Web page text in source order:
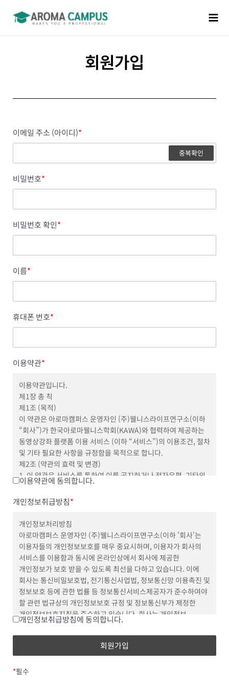
회원가입
이메일 주소 (아이디)*
중복확인
비밀번호*
비밀번호 확인*
이름*
휴대폰 번호*
이용약관*
이용약관입니다.
제1장 총 칙
제1조 (목적)
이 약관은 아로마캠퍼스 운영자인 (주)웰니스라이프연구소(이하
“회사”)가 한국아로마웰니스학회(KAWA)와 협력하여 제공하는
동영상강좌 플랫폼 이용 서비스 (이하 “서비스”)의 이용조건, 절차
및 기타 필요한 사항을 규정함을 목적으로 합니다.
제2조 (약관의 효력 및 변경)
1. 이 약관은 서비스를 통하여 이를 공지하거나 전자우편, 기타의
방법으로 회원에게 통지함으로써 효력을 발생합니다.
2. 회사는 이 약관의 내용을 변경할 수 있으며, 변경된 약관은
제1항과 같은 방법으로 공지 또는 통지함으로써 효력을
발생합니다.
3. 회원은 신설 또는 변경된 약관에 동의하지 않을 경우
회원탈퇴를 요청할 수 있으며, 신설 또는 변경된 약관의
효력발생일 이후에도 서비스를 계속 사용할 경우 약관의
변경사항에 동의한 것으로 간주됩니다.
4. 이 약관은 회사에서 제공하는 모든 서비스에서 동일하게
적용됩니다.
제3조 (약관 이외의 준칙)
이 약관에 명시되지 않은 사항이 전기통신기본법,
전기통신사업법, 기타 관련법령에 규정되어 있는 경우 그 규정에
이 약관에서 사용하는 용어의 정의는 다음과 같습니다.
1. 회원 : 회사와 서비스 이용에 관한 계약을 체결한 자
2. 아이디(ID) : 회원 식별과 회원의 서비스 이용을 위하여 회원이
이용약관에 동의합니다.
개인정보취급방침*
개인정보처리방침
아로마캠퍼스 운영자인 (주)웰니스라이프연구소(이하 '회사'는
이용자들의 개인정보보호를 매우 중요시하며, 이용자가 회사의
서비스를 이용함과 동시에 온라인상에서 회사에 제공한
개인정보가 보호 받을 수 있도록 최선을 다하고 있습니다. 이에
회사는 통신비밀보호법, 전기통신사업법, 정보통신망 이용촉진 및
정보보호 등에 관한 법률 등 정보통신서비스제공자가 준수하여야
할 관련 법규상의 개인정보보호 규정 및 정보통신부가 제정한
개인정보보호지침을 준수하고 있습니다. 회사는 개인정보
처리방침을 통하여 이용자들이 제공하는 개인정보가 어떠한
용도와 방식으로 이용되고 있으며 개인정보보호를 위해 어떠한
조치가 취해지고 있는지 알려 드립니다
회사는 개인정보 처리방침을 홈페이지 첫 화면에 공개함으로써
이용자들이 언제나 용이하게 보실 수 있도록 조치하고 있습니다.
개인정보취급방침에 동의합니다.
*필수